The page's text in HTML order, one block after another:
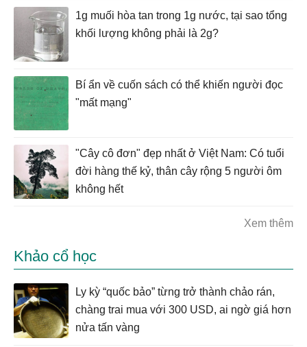
1g muối hòa tan trong 1g nước, tại sao tổng
khối lượng không phải là 2g?
Bí ẩn về cuốn sách có thể khiến người đọc
"mất mạng"
"Cây cô đơn" đẹp nhất ở Việt Nam: Có tuổi
đời hàng thế kỷ, thân cây rộng 5 người ôm
không hết
Xem thêm
Khảo cổ học
Ly kỳ “quốc bảo” từng trở thành chảo rán,
chàng trai mua với 300 USD, ai ngờ giá hơn
nửa tấn vàng